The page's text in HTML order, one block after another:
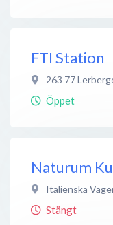
FTI Station
263 77
Öppet
Naturum
Italienska
Stängt